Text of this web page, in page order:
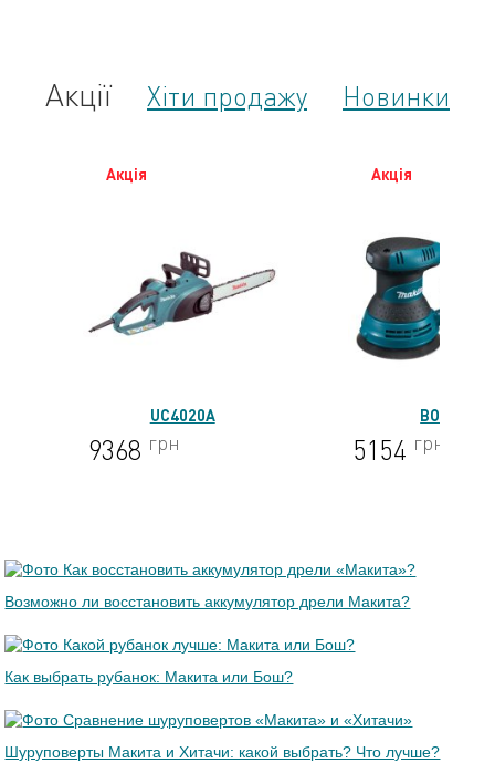
Акції Хіти продажу Новинки
Акція
UC4020A
9368 грн
Акція
BO5030
5154 грн
Возможно ли восстановить аккумулятор дрели Макита?
Как выбрать рубанок: Макита или Бош?
Шуруповерты Макита и Хитачи: какой выбрать? Что лучше?